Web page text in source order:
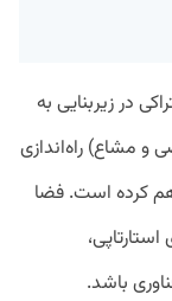
در زیربنایی به
و مشاع) راه‌اندازی
کاری را فراهم کرده است. فضا
باشد.